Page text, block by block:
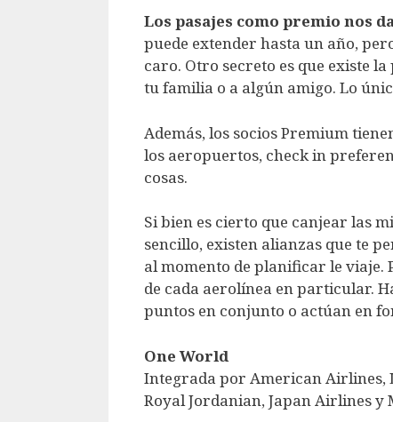
Los pasajes como premio nos
puede extender hasta un año,
caro. Otro secreto es que existe
tu familia o a algún amigo. Lo
Además, los socios Premium
los aeropuertos, check in
cosas.
Si bien es cierto que canjear las
sencillo, existen alianzas que te
al momento de planificar le viaje.
de cada aerolínea en particular.
puntos en conjunto o actúan en
One World
Integrada por American Airlines,
Royal Jordanian, Japan Airlines y